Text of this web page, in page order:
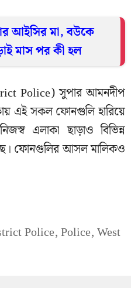
আইসির মা, বউকে
মাস পর কী হল
Police) সুপার আমনদীপ
এই সকল ফোনগুলি হারিয়ে
এলাকা ছাড়াও বিভিন্ন
ফোনগুলির আসল মালিকও
Police,Police,West